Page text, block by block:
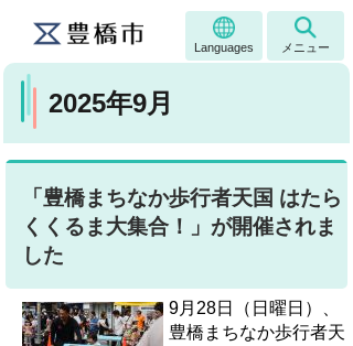
Languages メニュー
2025年9月
「豊橋まちなか歩行者天国 はたら
くくるま大集合！」が開催されま
した
9月28日（日曜日）、
豊橋まちなか歩行者天